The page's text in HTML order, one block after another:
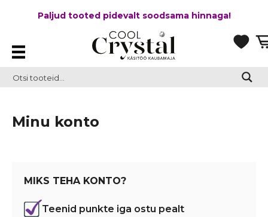
Paljud tooted pidevalt soodsama hinnaga!
Minu konto
MIKS TEHA KONTO?
Teenid punkte iga ostu pealt